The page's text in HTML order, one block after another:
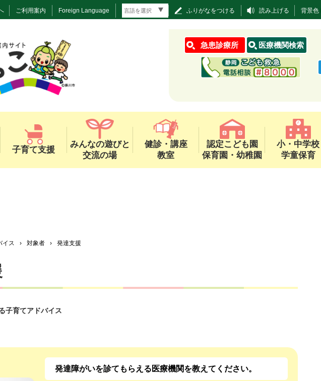
ご利用案内 Foreign Language ふりがなをつける 読み上げる 背景色
急患診療所 医療機関検索
子育て支援
みんなの遊びと
交流の場
健診・講座
教室
認定こども園
保育園・幼稚園
小・中学校
学童保育
イス › 対象者 › 発達支援
子育てアドバイス
発達障がいを診てもらえる医療機関を教えてください。